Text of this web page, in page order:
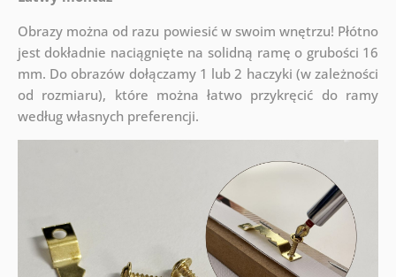
Obrazy można od razu powiesić w swoim wnętrzu! Płótno
jest dokładnie naciągnięte na solidną ramę o grubości 16
mm. Do obrazów dołączamy 1 lub 2 haczyki (w zależności
od rozmiaru), które można łatwo przykręcić do ramy
według własnych preferencji.